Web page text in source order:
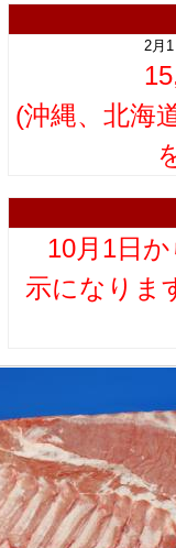
2月
(沖縄、北海
10月1日
示になりま